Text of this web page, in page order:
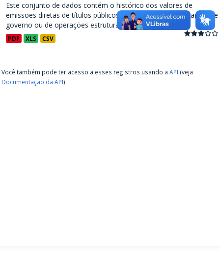
Este conjunto de dados contém o histórico dos valores de
emissões diretas de títulos públicos, decorrentes de programas de
governo ou de operações estruturadas, a partir de...
PDF XLS CSV
Você também pode ter acesso a esses registros usando a API (veja
Documentação da API).